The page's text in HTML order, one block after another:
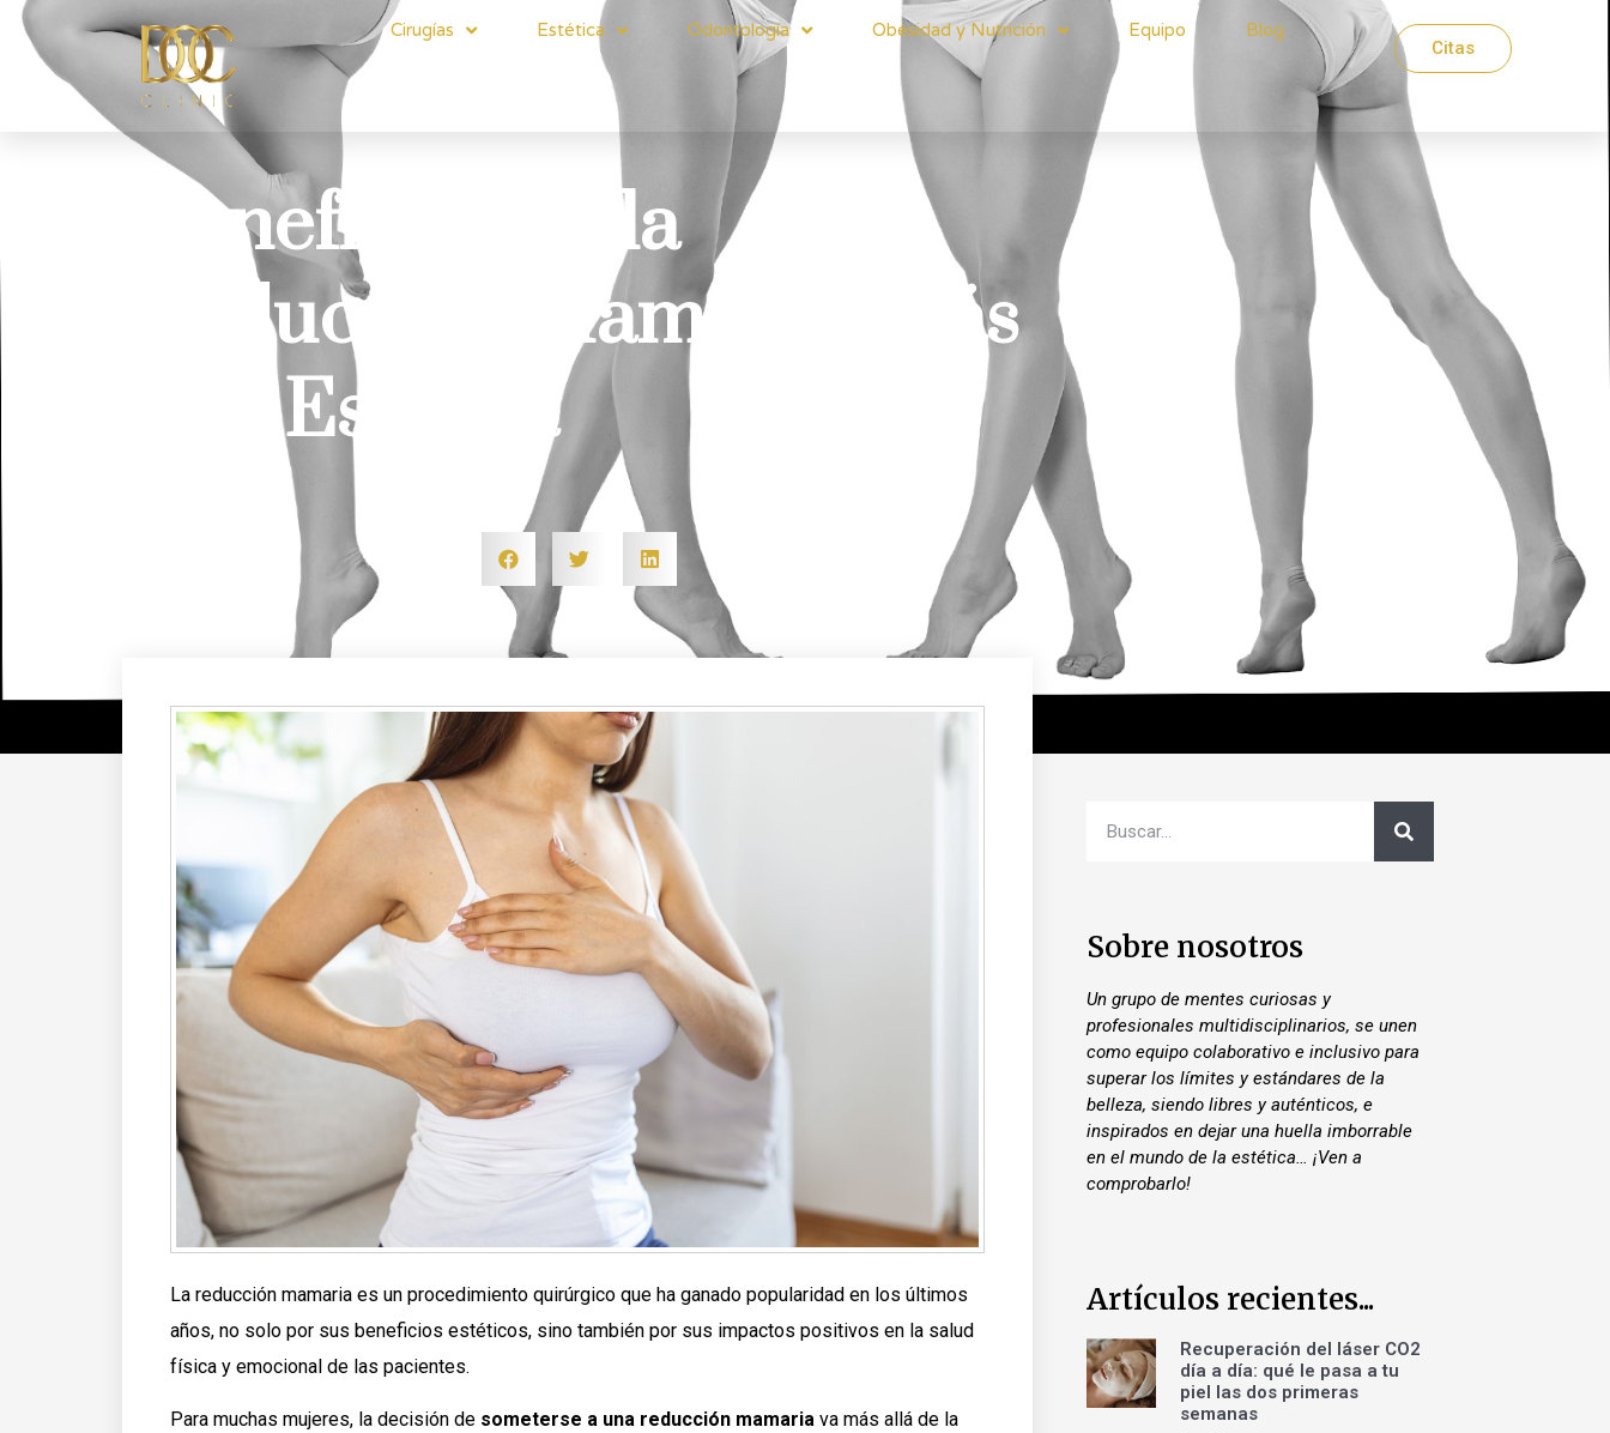
Cirugías Estética Odontología Obesidad y Nutrición Equipo
Blog
Citas
Beneficios de la
Reducción Mamaria: Más
que Estética
La reducción mamaria es un procedimiento quirúrgico que ha ganado popularidad en los últimos
años, no solo por sus beneficios estéticos, sino también por sus impactos positivos en la salud
física y emocional de las pacientes.
Para muchas mujeres, la decisión de someterse a una reducción mamaria va más allá de la
Sobre nosotros
Un grupo de mentes curiosas y
profesionales multidisciplinarios, se unen
como equipo colaborativo e inclusivo para
superar los límites y estándares de la
belleza, siendo libres y auténticos, e
inspirados en dejar una huella imborrable
en el mundo de la estética… ¡Ven a
comprobarlo!
Artículos recientes...
Recuperación del láser CO2
día a día: qué le pasa a tu
piel las dos primeras
semanas